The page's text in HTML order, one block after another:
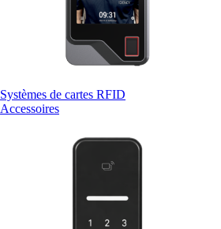
Systèmes de cartes RFID
Accessoires